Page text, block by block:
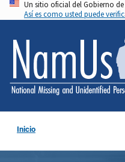
Pasar
al
contenido
principal
Un sitio oficial del Gobierno
Así es como usted puede
Inicio